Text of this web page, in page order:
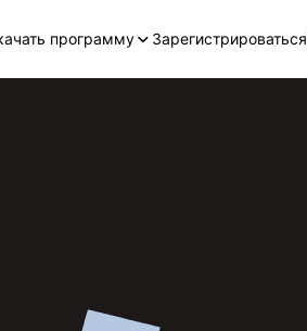
программу Зарегистрироваться